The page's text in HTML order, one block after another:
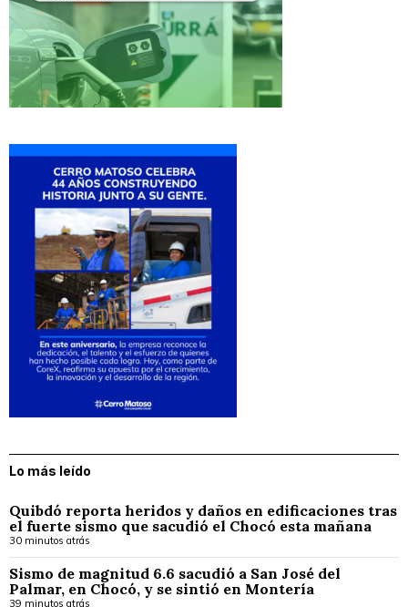
Lo más leído
Quibdó reporta heridos y daños en edificaciones tras
el fuerte sismo que sacudió el Chocó esta mañana
30 minutos atrás
Sismo de magnitud 6.6 sacudió a San José del
Palmar, en Chocó, y se sintió en Montería
39 minutos atrás